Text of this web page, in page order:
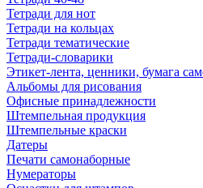
Тетради для нот
Тетради на кольцах
Тетради тематические
Тетради-словарики
Этикет-лента, ценники, бумага
Альбомы для рисования
Офисные принадлежности
Штемпельная продукция
Штемпельные краски
Датеры
Печати самонаборные
Нумераторы